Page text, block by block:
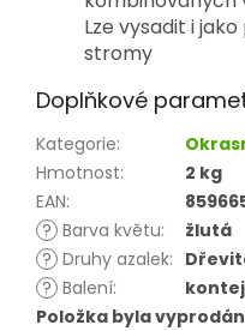
Lze vysadit i
stromy
Doplňkové
Kategorie:
Hmotnost:
2 kg
EAN:
? Barva květu:
žlutá
? Druhy azalek:
? Balení:
Položka byla